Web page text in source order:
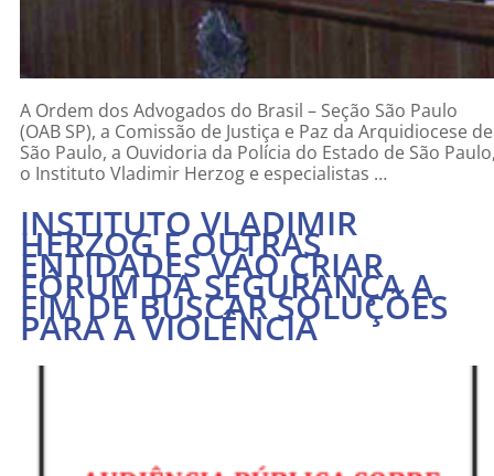
A Ordem dos Advogados do Brasil – Seção São Paulo
(OAB SP), a Comissão de Justiça e Paz da Arquidiocese de
São Paulo, a Ouvidoria da Polícia do Estado de São
o Instituto Vladimir Herzog e especialistas …
INSTITUTO VLADIMIR
HERZOG E OUTRAS
ENTIDADES VÃO CRIAR
FÓRUM DA SEGURANÇA A
FIM DE BUSCAR SOLUÇÕES
PARA A VIOLÊNCIA